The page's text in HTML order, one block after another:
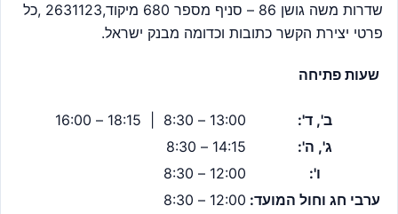
שדרות משה גושן 86 – סניף מספר 680 מיקוד,2631123 ,כל
פרטי יצירת הקשר כתובות וכדומה מבנק ישראל.
שעות פתיחה
ב', ד': 13:00 – 8:30
18:15 – 16:00
ג', ה':
14:15 – 8:30
ו':
12:00 – 8:30
ערבי חג וחול המועד: 12:00 – 8:30